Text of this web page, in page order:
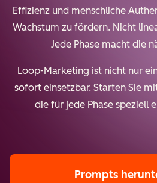
Effizienz und menschliche
Wachstum zu fördern. Nicht
Jede Phase macht die
Loop-Marketing ist nicht nur
sofort einsetzbar. Starten Sie
die für jede Phase speziell
Prompts